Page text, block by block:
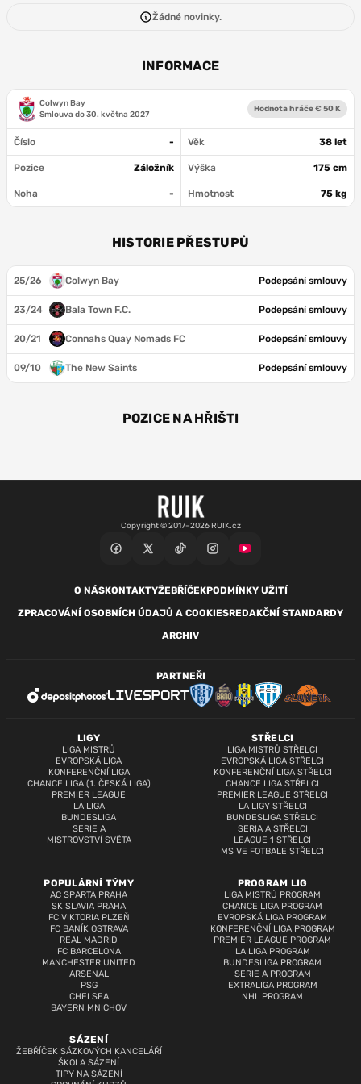
Žádné novinky.
INFORMACE
Colwyn Bay
Smlouva do30. května 2027
Hodnota hráče € 50 K
Číslo - Věk 38 let
Pozice Záložník Výška 175 cm
Noha - Hmotnost 75 kg
HISTORIE PŘESTUPŮ
25/26 Colwyn Bay Podepsání smlouvy
23/24 Bala Town F.C. Podepsání smlouvy
20/21 Connahs Quay Nomads FC Podepsání smlouvy
09/10 The New Saints Podepsání smlouvy
POZICE NA HŘIŠTI
Copyright © 2017–2026 RUIK.cz
O NÁSKONTAKTYŽEBŘÍČEKPODMÍNKY UŽITÍ
ZPRACOVÁNÍ OSOBNÍCH ÚDAJŮ A COOKIESREDAKČNÍ STANDARDY
ARCHIV
LIGY
LIGA MISTRŮ
EVROPSKÁ LIGA
KONFERENČNÍ LIGA
CHANCE LIGA (1. ČESKÁ LIGA)
PREMIER LEAGUE
LA LIGA
BUNDESLIGA
SERIE A
MISTROVSTVÍ SVĚTA
STŘELCI
LIGA MISTRŮ STŘELCI
EVROPSKÁ LIGA STŘELCI
KONFERENČNÍ LIGA STŘELCI
CHANCE LIGA STŘELCI
PREMIER LEAGUE STŘELCI
LA LIGY STŘELCI
BUNDESLIGA STŘELCI
SERIA A STŘELCI
LEAGUE 1 STŘELCI
MS VE FOTBALE STŘELCI
POPULÁRNÍ TÝMY
AC SPARTA PRAHA
SK SLAVIA PRAHA
FC VIKTORIA PLZEŇ
FC BANÍK OSTRAVA
REAL MADRID
FC BARCELONA
MANCHESTER UNITED
ARSENAL
PSG
CHELSEA
BAYERN MNICHOV
PROGRAM LIG
LIGA MISTRŮ PROGRAM
CHANCE LIGA PROGRAM
EVROPSKÁ LIGA PROGRAM
KONFERENČNÍ LIGA PROGRAM
PREMIER LEAGUE PROGRAM
LA LIGA PROGRAM
BUNDESLIGA PROGRAM
SERIE A PROGRAM
EXTRALIGA PROGRAM
NHL PROGRAM
SÁZENÍ
ŽEBŘÍČEK SÁZKOVÝCH KANCELÁŘÍ
ŠKOLA SÁZENÍ
TIPY NA SÁZENÍ
PARTNEŘI